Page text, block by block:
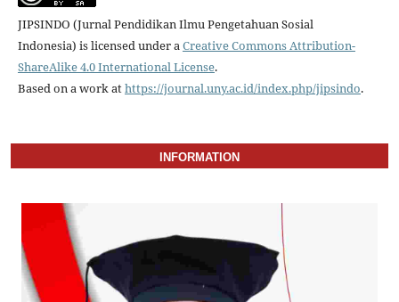
JIPSINDO (Jurnal Pendidikan Ilmu Pengetahuan Sosial
Indonesia) is licensed under aCreative Commons Attribution-
ShareAlike 4.0 International License.
Based on a work athttps://journal.uny.ac.id/index.php/jipsindo.
INFORMATION